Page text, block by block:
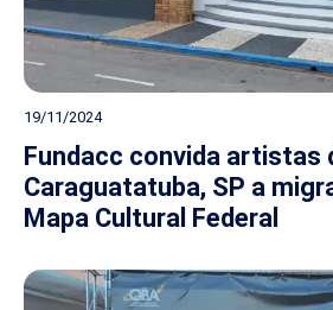
19/11/2024
Fundacc convida artistas
Caraguatatuba, SP a
Mapa Cultural Federal